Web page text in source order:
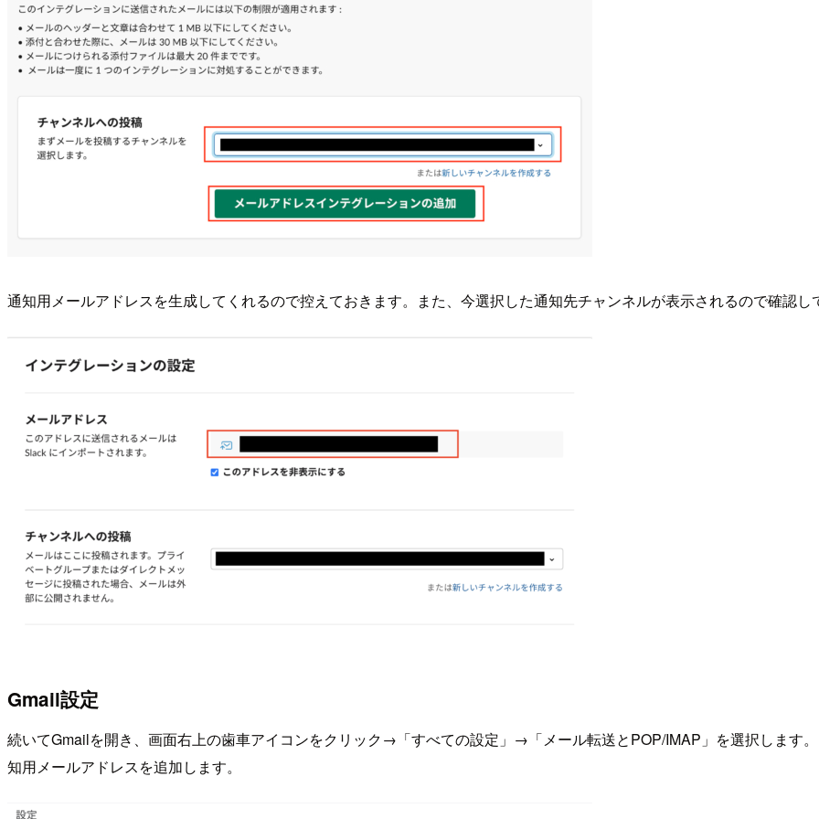
通知用メールアドレスを生成してくれるので控えておきます。また、今選択した通知先チャンネルが表示されるので確認し
Gmail設定
続いてGmailを開き、画面右上の歯車アイコンをクリック→「すべての設定」→「メール転送とPOP/IMAP」を選択します
知用メールアドレスを追加します。